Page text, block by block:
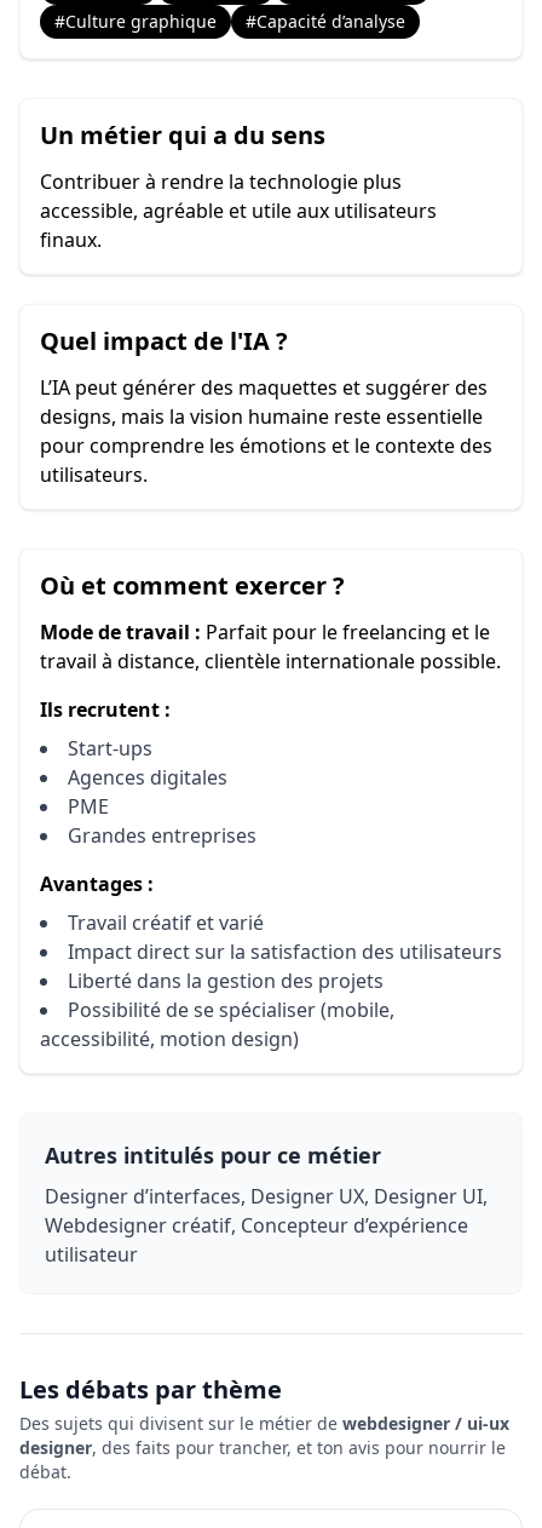
#Culture graphique
#Capacité d’analyse
Un métier qui a du sens
Contribuer à rendre la technologie plus
accessible, agréable et utile aux utilisateurs
finaux.
Quel impact de l'IA ?
L’IA peut générer des maquettes et suggérer des
designs, mais la vision humaine reste essentielle
pour comprendre les émotions et le contexte des
utilisateurs.
Où et comment exercer ?
Mode de travail : Parfait pour le freelancing et le
travail à distance, clientèle internationale possible.
Ils recrutent :
Start‑ups
Agences digitales
PME
Grandes entreprises
Avantages :
Travail créatif et varié
Impact direct sur la satisfaction des utilisateurs
Liberté dans la gestion des projets
Possibilité de se spécialiser (mobile,
accessibilité, motion design)
Autres intitulés pour ce métier
Designer d’interfaces, Designer UX, Designer UI,
Webdesigner créatif, Concepteur d’expérience
utilisateur
Les débats par thème
Des sujets qui divisent sur le métier de webdesigner / ui‑ux
designer, des faits pour trancher, et ton avis pour nourrir le
débat.